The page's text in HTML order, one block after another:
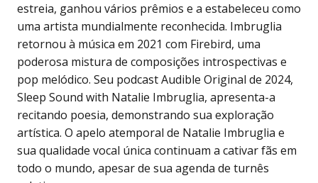
estreia, ganhou vários prêmios e a estabeleceu como
uma artista mundialmente reconhecida. Imbruglia
retornou à música em 2021 com Firebird, uma
poderosa mistura de composições introspectivas e
pop melódico. Seu podcast Audible Original de 2024,
Sleep Sound with Natalie Imbruglia, apresenta-a
recitando poesia, demonstrando sua exploração
artística. O apelo atemporal de Natalie Imbruglia e
sua qualidade vocal única continuam a cativar fãs em
todo o mundo, apesar de sua agenda de turnês